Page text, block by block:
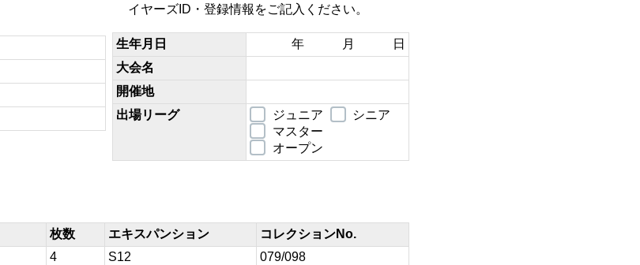
イヤーズID・登録情報をご記入ください。
生年月日
年 月 日
大会名
開催地
出場リーグ
ジュニア
シニア
マスター
オープン
枚数 エキスパンション
コレクションNo.
4 S12
079/098